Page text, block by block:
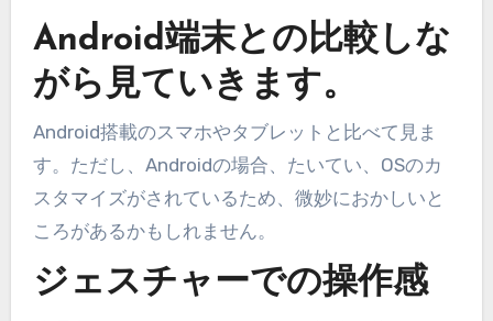
Android端末との比較しな
がら見ていきます。
Android搭載のスマホやタブレットと比べて見ま
す。ただし、Androidの場合、たいてい、OSのカ
スタマイズがされているため、微妙におかしいと
ころがあるかもしれません。
ジェスチャーでの操作感